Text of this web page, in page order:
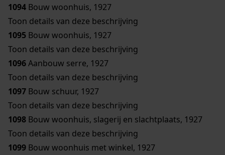
1094 Bouw woonhuis, 1927
Toon details van deze beschrijving
1095 Bouw woonhuis, 1927
Toon details van deze beschrijving
1096Aanbouw serre, 1927
Toon details van deze beschrijving
1097 Bouw schuur, 1927
Toon details van deze beschrijving
1098 Bouw woonhuis, slagerij en slachtplaats, 1927
Toon details van deze beschrijving
1099 Bouw woonhuis met winkel, 1927